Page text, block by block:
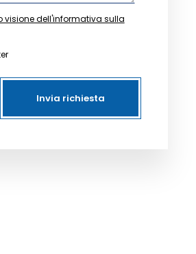
visione dell'informativa sulla
Invia richiesta